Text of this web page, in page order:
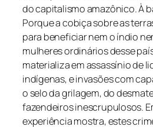
do capitalismo amazônico. À
Porque a cobiça sobre as
para beneficiar nem o índio
mulheres ordinários desse
materializa em assassínio de
indígenas, e invasões com
o selo da grilagem, do
fazendeiros inescrupulosos.
experiência mostra, estes